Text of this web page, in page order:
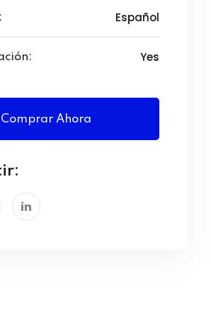
Líderes y asesores que
efectivas para validar y
de negocio rápidamente,
organizacional y adaptarse a
Español
Yes
Comprar Ahora